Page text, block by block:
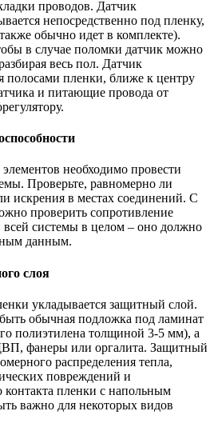
проводов. Датчик
непосредственно под пленку,
обычно идет в комплекте).
в случае поломки датчик можно
весь пол. Датчик
полосами пленки, ближе к центру
и питающие провода от
необходимо провести
Проверьте, равномерно ли
искрения в местах соединений. С
проверить сопротивление
системы в целом – оно должно
данным.
слоя
укладывается защитный слой.
обычная подложка под ламинат
полиэтилена толщиной 3-5 мм), а
фанеры или оргалита. Защитный
распределения тепла,
повреждений и
пленки с напольным
важно для некоторых видов